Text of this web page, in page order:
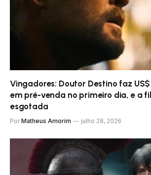
Vingadores: Doutor Destino faz US$
em pré-venda no primeiro dia, e a
esgotada
Por Matheus Amorim julho 28, 2026